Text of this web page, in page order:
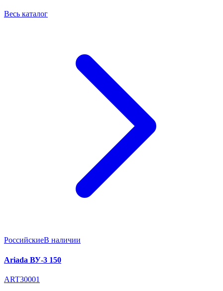
Весь каталог
РоссийскиеВ наличии
Ariada ВУ-3 150
ART30001